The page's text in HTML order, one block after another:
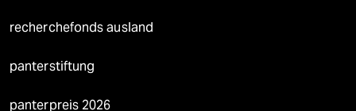
recherchefonds ausland
panterstiftung
panterpreis 2026